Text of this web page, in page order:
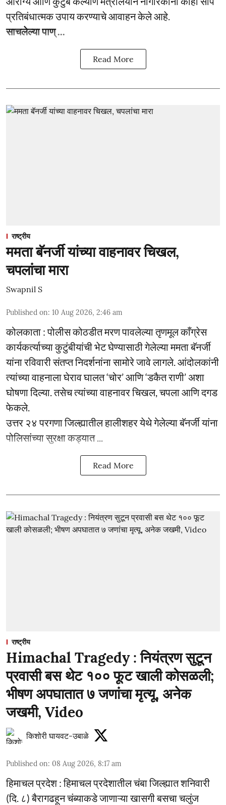
प्रतिबंधात्मक उपाय करण्याचे आवाहन केले आहे.
साचलेल्या पाण् ...
Read More
राष्ट्रीय
ममता बॅनर्जी यांच्या वाहनावर चिखल,
चपलांचा मारा
Swapnil S
Published on: 10 Aug 2026, 2:46 am
कोलकाता : पोलीस कोठडीत मरण पावलेल्या तृणमूल काँग्रेस
कार्यकर्त्याच्या कुटुंबीयांची भेट घेण्यासाठी गेलेल्या ममता बॅनर्जी
यांना रविवारी संतप्त निदर्शनांना सामोरे जावे लागले. आंदोलकांनी
त्यांच्या वाहनाला घेराव घालत ‘चोर’ आणि ‘डकैत राणी’ अशा
घोषणा दिल्या. तसेच त्यांच्या वाहनावर चिखल, चपला आणि दगड
फेकले.
उत्तर २४ परगणा जिल्ह्यातील हालीशहर येथे गेलेल्या बॅनर्जी यांना
पोलिसांच्या सुरक्षा कड्यात ...
Read More
राष्ट्रीय
Himachal Tragedy : नियंत्रण सुटून
प्रवासी बस थेट १०० फूट खाली कोसळली;
भीषण अपघातात ७ जणांचा मृत्यू, अनेक
जखमी, Video
किशोरी घायवट-उबाळे
Published on: 08 Aug 2026, 8:17 am
हिमाचल प्रदेश : हिमाचल प्रदेशातील चंबा जिल्ह्यात शनिवारी
(दि. ८) बैरागढहून चंब्याकडे जाणाऱ्या खासगी बसचा चलुंज